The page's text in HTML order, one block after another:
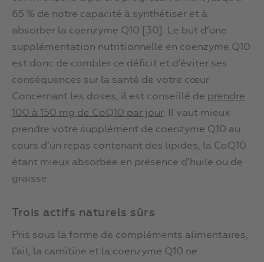
65 % de notre capacité à synthétiser et à
absorber la coenzyme Q10 [30]. Le but d’une
supplémentation nutritionnelle en coenzyme Q10
est donc de combler ce déficit et d’éviter ses
conséquences sur la santé de votre cœur.
Concernant les doses, il est conseillé de prendre
100 à 150 mg de CoQ10 par jour. Il vaut mieux
prendre votre supplément de coenzyme Q10 au
cours d’un repas contenant des lipides, la CoQ10
étant mieux absorbée en présence d’huile ou de
graisse.
Trois actifs naturels sûrs
Pris sous la forme de compléments alimentaires,
l’ail, la carnitine et la coenzyme Q10 ne